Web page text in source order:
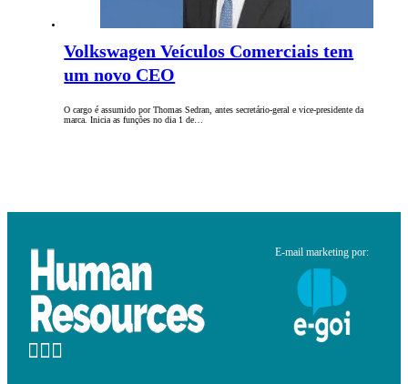
Volkswagen Veículos Comerciais tem
um novo CEO
O cargo é assumido por Thomas Sedran, antes secretário-geral e vice-presidente da
marca. Inicia as funções no dia 1 de…
E-mail marketing por: